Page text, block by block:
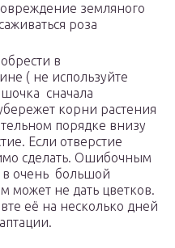
земляного
роза
в
( не используйте
сначала
корни растения
порядке внизу
Если отверстие
сделать. Ошибочным
в очень большой
может не дать цветков.
её на несколько дней